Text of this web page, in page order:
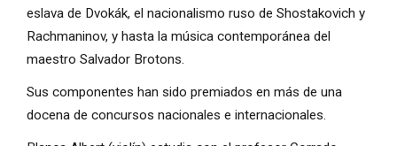
eslava de Dvokák, el nacionalismo ruso de Shostakovich y
Rachmaninov, y hasta la música contemporánea del
maestro Salvador Brotons.
Sus componentes han sido premiados en más de una
docena de concursos nacionales e internacionales.